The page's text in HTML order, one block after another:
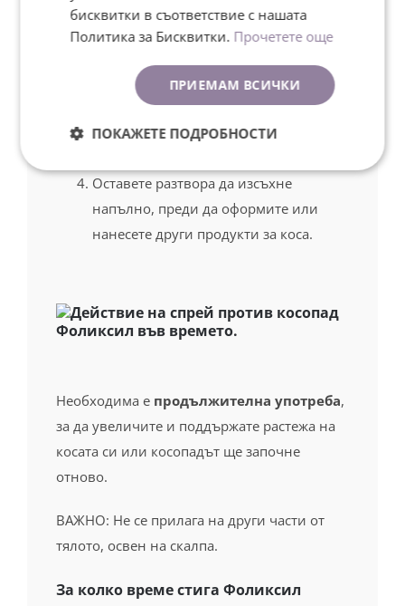
изтъняването на косата е най-
Правете по 6 впръсквания сутрин и
вечер върху засегнатите от
косопад участъции втрийте. Не се
Оставете разтвора да изсъхне
напълно, преди да оформите или
нанесете други продукти за коса.
Необходима е продължителна употреба,
за да увеличите и поддържате растежа на
косата си или косопадът ще започне
отново.
ВАЖНО: Не се прилага на други части от
тялото, освен на скалпа.
За колко време стига Фоликсил
бисквитки в съответствие с нашата
Политика за Бисквитки. Прочетете още
ПРИЕМАМ ВСИЧКИ
ПОКАЖЕТЕ ПОДРОБНОСТИ